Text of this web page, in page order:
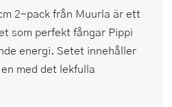
2-pack från Muurla är ett
som perfekt fångar Pippi
energi. Setet innehåller
med det lekfulla